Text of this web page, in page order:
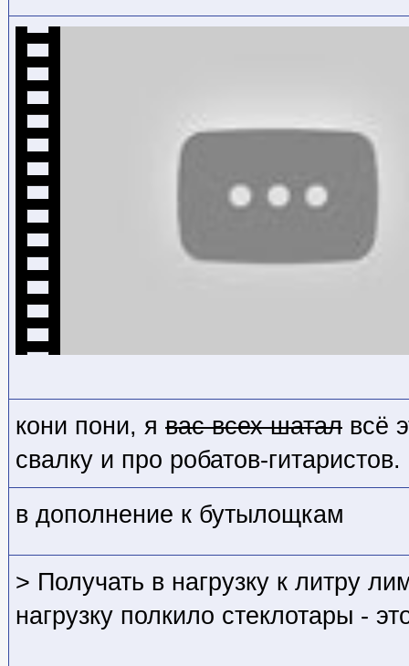
кони пони, я вас всех шатал всё
свалку и про робатов-гитаристов.
в дополнение к бутылощкам
> Получать в нагрузку к литру
нагрузку полкило стеклотары -